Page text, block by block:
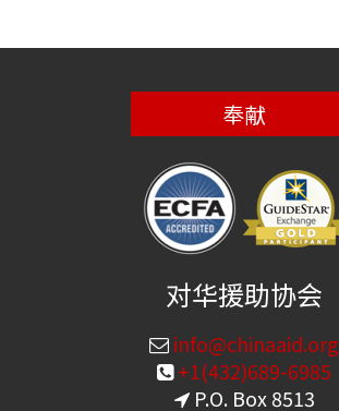
奉献
对华援助协会
info@chinaaid.org
+1(432)689-6985
P.O. Box 8513